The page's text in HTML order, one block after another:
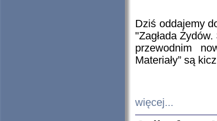
Dziś oddajemy
"Zagłada
przewodnim
Materiały” są
więcej...